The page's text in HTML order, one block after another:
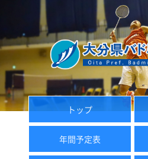
トップ
年間予定表